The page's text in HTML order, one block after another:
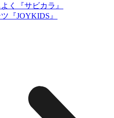
く『サビカラ』
『JOYKIDS』